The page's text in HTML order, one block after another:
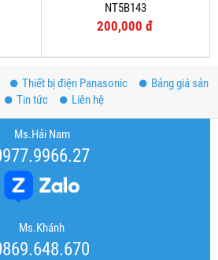
NT5B143
200,000 đ
Thiết bị điện Panasonic
Bảng giá sản
Tin tức Liên hệ
Ms.Hải Nam
Ms.Khánh